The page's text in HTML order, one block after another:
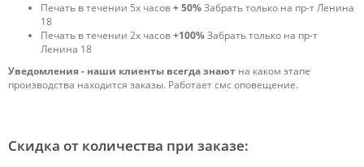
Печать в течении 5х часов+ 50%Забрать только на пр-т Ленина
18
Печать в течении 2х часов+100%Забрать только на пр-т
Ленина 18
Уведомления - наши клиенты всегда знают на каком этапе
производства находится заказы. Работает смс оповещение.
Скидка от количества при заказе: